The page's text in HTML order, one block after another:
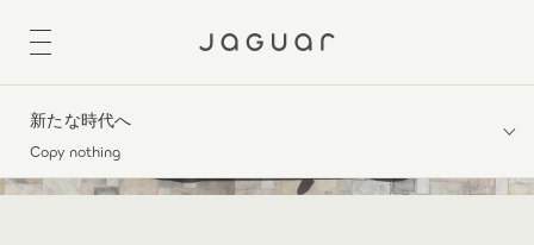
新たな時代へ
Copy nothing